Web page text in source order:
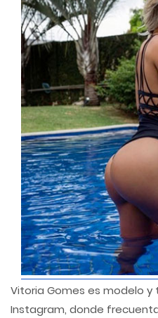
Vitoria Gomes es modelo y
Instagram, donde